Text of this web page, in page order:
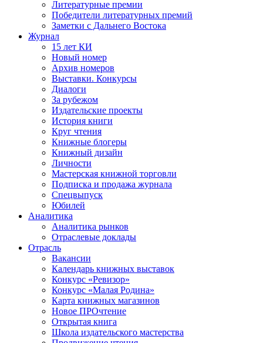
Литературные премии
Победители литературных премий
Заметки с Дальнего Востока
Журнал
15 лет КИ
Новый номер
Архив номеров
Выставки. Конкурсы
Диалоги
За рубежом
Издательские проекты
История книги
Круг чтения
Книжные блогеры
Книжный дизайн
Личности
Мастерская книжной торговли
Подписка и продажа журнала
Спецвыпуск
Юбилей
Аналитика
Аналитика рынков
Отраслевые доклады
Отрасль
Вакансии
Календарь книжных выставок
Конкурс «Ревизор»
Конкурс «Малая Родина»
Карта книжных магазинов
Новое ПРОчтение
Открытая книга
Школа издательского мастерства